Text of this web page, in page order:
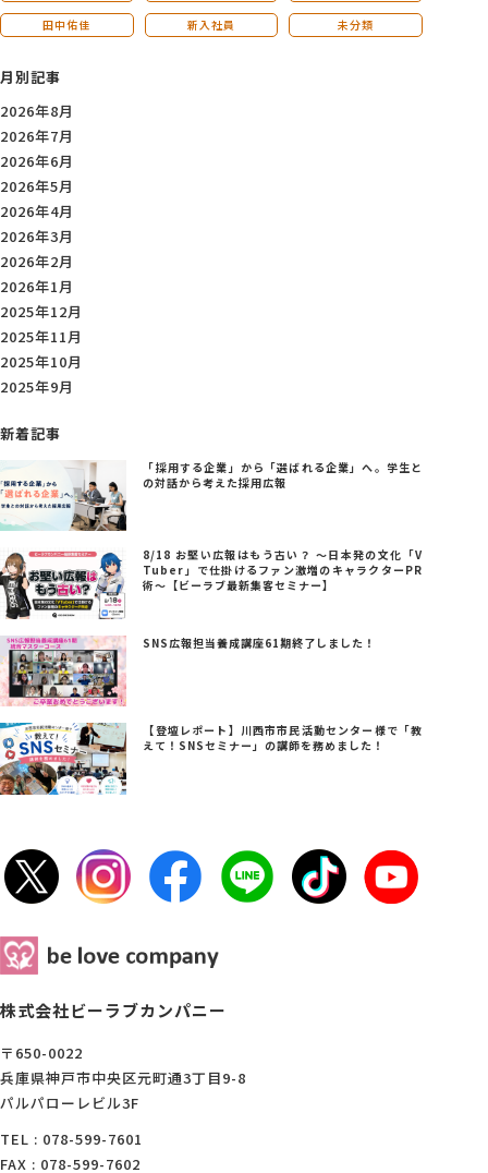
田中佑佳 新入社員 未分類
月別記事
2026年8月
2026年7月
2026年6月
2026年5月
2026年4月
2026年3月
2026年2月
2026年1月
2025年12月
2025年11月
2025年10月
2025年9月
新着記事
「採用する企業」から「選ばれる企業」へ。学生と
の対話から考えた採用広報
8/18 お堅い広報はもう古い？ ～日本発の文化「V
Tuber」で仕掛けるファン激増のキャラクターPR
術～【ビーラブ最新集客セミナー】
SNS広報担当養成講座61期終了しました！
【登壇レポート】川西市市民活動センター様で「教
えて！SNSセミナー」の講師を務めました！
株式会社ビーラブカンパニー
〒650-0022
兵庫県神戸市中央区元町通3丁目9-8
パルパローレビル3F
TEL : 078-599-7601
FAX : 078-599-7602